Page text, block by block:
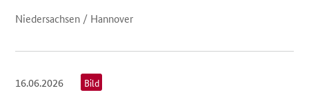
Niedersachsen / Hannover
16.06.2026 Bild